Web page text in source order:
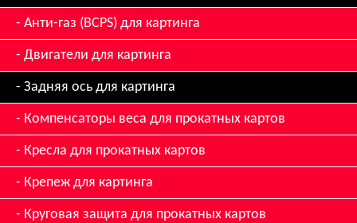
Анти-газ (BCPS) для картинга
Двигатели для картинга
Задняя ось для картинга
Компенсаторы веса для прокатных картов
Кресла для прокатных картов
Крепеж для картинга
Круговая защита для прокатных картов